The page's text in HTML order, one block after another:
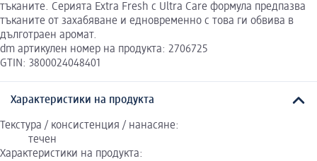
тъканите. Серията Extra Fresh с Ultra Care формула предпазва
тъканите от захабяване и едновременно с това ги обвива в
дълготраен аромат.
dm артикулен номер на продукта: 2706725
GTIN: 3800024048401
Характеристики на продукта
Текстура / консистенция / нанасяне:
течен
Характеристики на продукта: